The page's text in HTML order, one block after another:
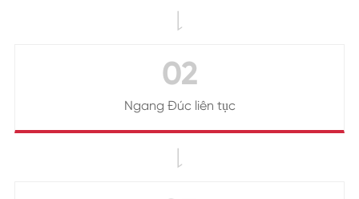

02
Ngang Đúc liên tục
